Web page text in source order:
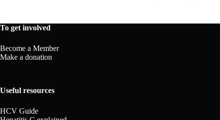
To get involved
Become a Member
Make a donation
Useful resources
HCV Guide